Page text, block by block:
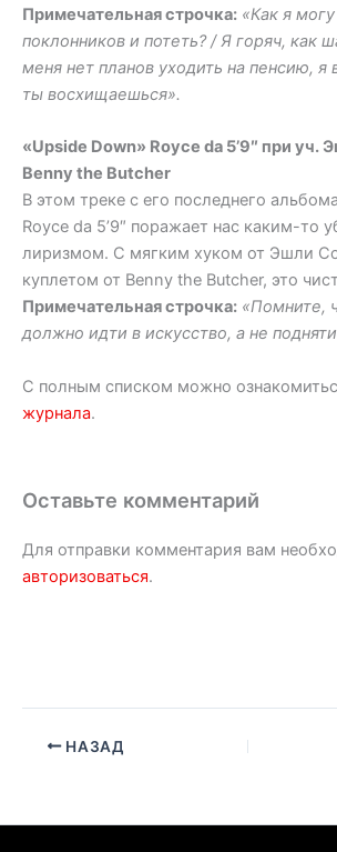
Примечательная строчка: «Как я
поклонников и потеть? / Я горяч, как
меня нет планов уходить на пенсию, я
ты восхищаешься».
«Upside Down» Royce da 5’9″ при уч.
Benny the Butcher
В этом треке с его последнего
Royce da 5’9″ поражает нас каким-то
лиризмом. С мягким хуком от Эшли
куплетом от Benny the Butcher, это
Примечательная строчка: «Помните,
должно идти в искусство, а не
С полным списком можно
журнала.
Оставьте комментарий
Для отправки комментария вам
авторизоваться.
НАЗАД